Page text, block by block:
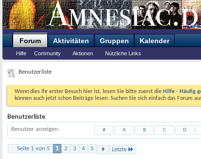
Forum
Hilfe Community Aktionen Nützliche Links
Aktivitäten Gruppen Kalender
Benutzerliste
Wenn dies Ihr erster Besuch hier ist, lesen Sie bitte zuerst die Hilfe - Häufig
können auch jetzt schon Beiträge lesen. Suchen Sie sich einfach das Forum
Benutzerliste
Benutzer anzeigen # A B C D
Seite 1 von 5 1 2 3 4 5 Letzte